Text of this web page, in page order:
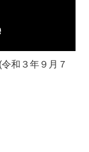
和３年９月７